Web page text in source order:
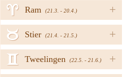
+
Ram (21.3. - 20.4.)
a
+
Stier (21.4. - 21.5.)
b
+
Tweelingen (22.5. - 21.6.)
c